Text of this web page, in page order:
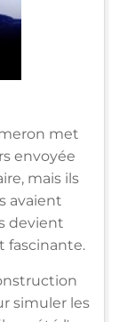
met
envoyée
mais ils
avaient
devient
fascinante.
simuler les